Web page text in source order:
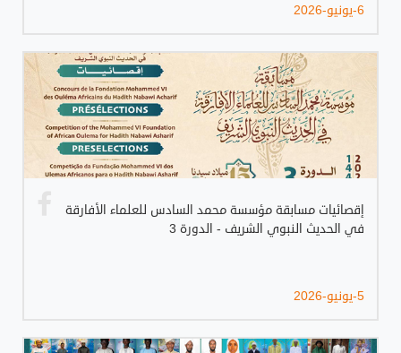
6-يونيو-2026
إقصائيات مسابقة مؤسسة محمد السادس للعلماء الأفارقة
في الحديث النبوي الشريف - الدورة 3
5-يونيو-2026